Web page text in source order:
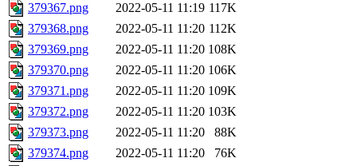
379367.png
2022-05-11 11:19 117K
379368.png
2022-05-11 11:20 112K
379369.png
2022-05-11 11:20 108K
379370.png
2022-05-11 11:20 106K
379371.png
2022-05-11 11:20 109K
379372.png
2022-05-11 11:20 103K
379373.png
2022-05-11 11:20
88K
379374.png
2022-05-11 11:20
76K